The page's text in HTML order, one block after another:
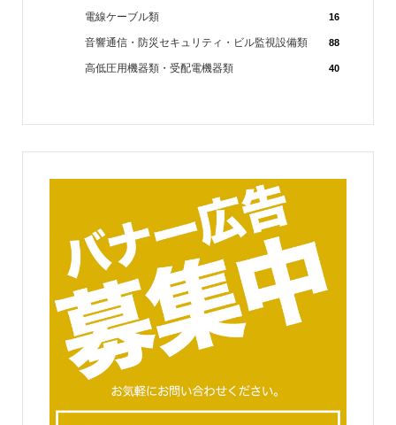
電線ケーブル類 16
音響通信・防災セキュリティ・ビル監視設備類 88
高低圧用機器類・受配電機器類 40